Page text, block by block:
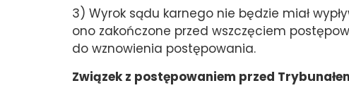
3) Wyrok sądu karnego nie będzie miał
ono zakończone przed wszczęciem
do wznowienia postępowania.
Związek z postępowaniem przed